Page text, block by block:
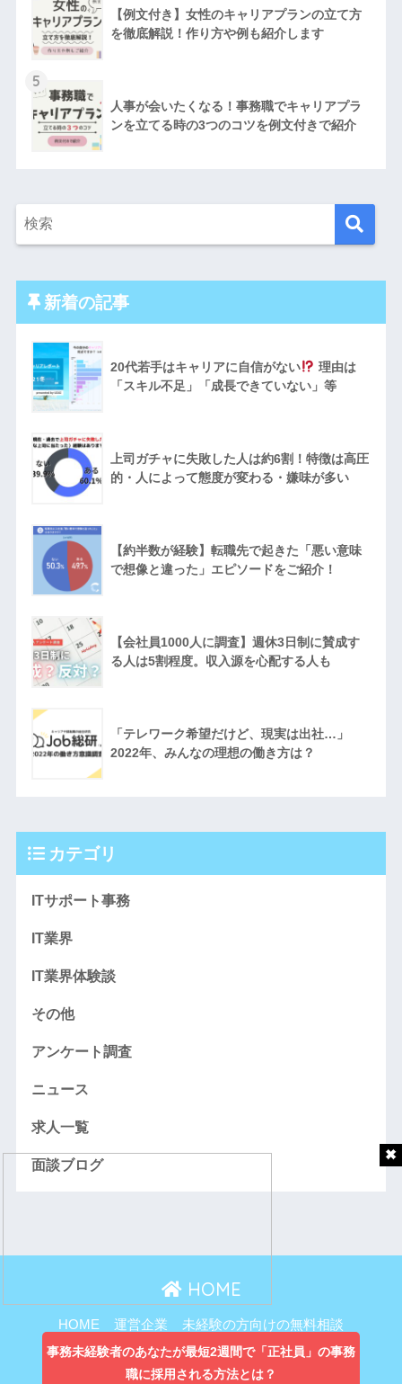
【例文付き】女性のキャリアプランの立て方
を徹底解説！作り方や例も紹介します
5
人事が会いたくなる！事務職でキャリアプラ
ンを立てる時の3つのコツを例文付きで紹介
新着の記事
20代若手はキャリアに自信がない
理由は
「スキル不足」「成長できていない」等
上司ガチャに失敗した人は約6割！特徴は高圧
的・人によって態度が変わる・嫌味が多い
【約半数が経験】転職先で起きた「悪い意味
で想像と違った」エピソードをご紹介！
【会社員1000人に調査】週休3日制に賛成す
る人は5割程度。収入源を心配する人も
「テレワーク希望だけど、現実は出社…」
2022年、みんなの理想の働き方は？
カテゴリ
ITサポート事務
IT業界
IT業界体験談
その他
アンケート調査
ニュース
求人一覧
面談ブログ
HOME
HOME 運営企業
未経験の方向けの無料相談
主婦向け無料相談
プライバシーポリシー
事務未経験者のあなたが最短2週間で「正社員」の事務
職に採用される方法とは？